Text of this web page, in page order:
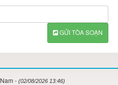
GỬI TÒA SOẠN
- (02/08/2026 13:46)